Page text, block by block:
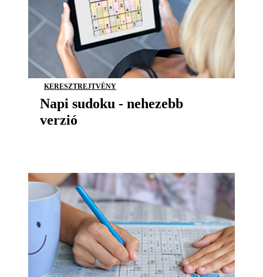
KERESZTREJTVÉNY
Napi sudoku - nehezebb
verzió